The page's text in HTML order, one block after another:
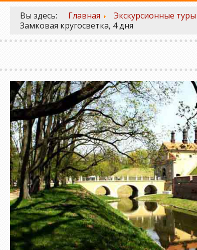
Вы здесь: Главная Экскурсионные туры
Замковая кругосветка, 4 дня